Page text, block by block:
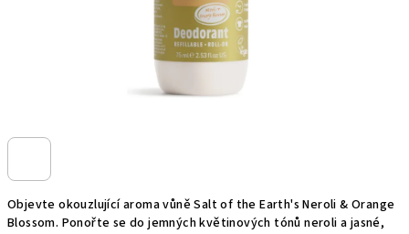
Objevte okouzlující aroma vůně Salt of the Earth's Neroli & Orange
Blossom. Ponořte se do jemných květinových tónů neroli a jasné,